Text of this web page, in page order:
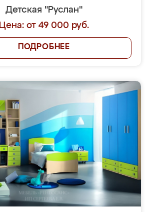
Детская "Руслан"
Цена: от 49 000 руб.
ПОДРОБНЕЕ